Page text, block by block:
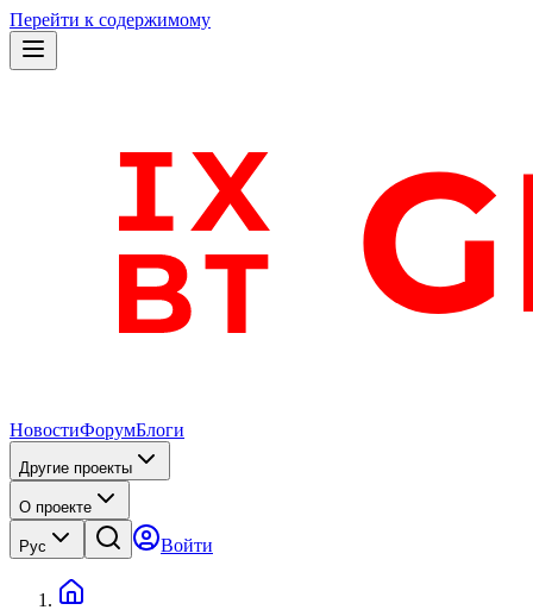
Перейти к содержимому
НовостиФорумБлоги
Другие проекты
О проекте
Рус Войти